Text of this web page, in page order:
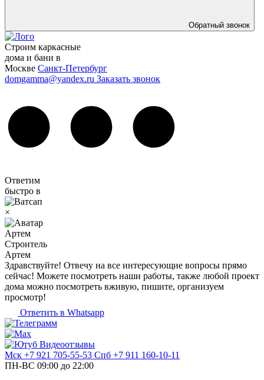
Обратный звонок
Строим каркасные
дома и бани в
Москве Санкт-Петербург
domgamma@yandex.ru Заказать звонок
Ответим
быстро в
×
Артем
Строитель
Артем
Здравствуйте! Отвечу на все интересующие вопросы прямо
сейчас! Можете посмотреть наши работы, также любой проект
дома можно посмотреть вживую, пишите, организуем
просмотр!
Ответить в Whatsapp
Видеоотзывы
Мск +7 921 705-55-53 Спб +7 911 160-10-11
ПН-ВС 09:00 до 22:00